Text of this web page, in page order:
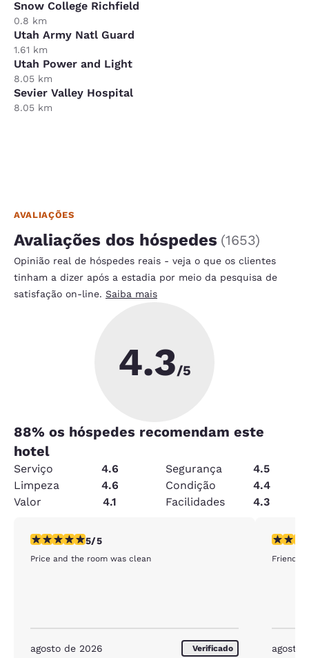
Snow College Richfield
0.8 km
Utah Army Natl Guard
1.61 km
Utah Power and Light
8.05 km
Sevier Valley Hospital
8.05 km
AVALIAÇÕES
Avaliações dos hóspedes (1653)
Opinião real de hóspedes reais - veja o que os clientes
tinham a dizer após a estadia por meio da pesquisa de
satisfação on-line. Saiba mais
4.3/5
88% os hóspedes recomendam este
hotel
Serviço 4.6 Segurança
4.5
Limpeza
4.6 Condição
4.4
Valor
4.1 Facilidades 4.3
classificação 5 estrelas. Excepcional. 1 avaliação
5/5
Price and the room was clean
agosto de 2026 Verificado agosto